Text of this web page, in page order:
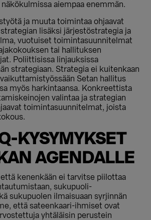
aiempaa enemmän.
ja muuta toimintaa ohjaavat
lisäksi järjestöstrategia ja
vuotuiset toimintasuunnitelmat
tai hallituksen
Poliittisissa linjauksissa
strategiaan. Strategia ei kuitenkaan
Setan hallitus
myös harkintaansa. Konkreettista
valintaa ja strategian
toimintasuunnitelmat, joista
KYSYMYKSET
AGENDALLE
kenenkään ei tarvitse piilottaa
sukupuoli-
sukupuolen ilmaisuaan syrjinnän
että sateenkaari-ihmiset ovat
yhtäläisin perustein